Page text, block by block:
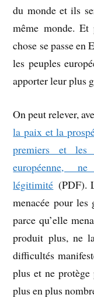
du monde et ils
même monde. Et
chose se passe en
les peuples
apporter leur plus
On peut relever,
la paix et la
premiers et les
européenne,
légitimité (PDF).
menacée pour
parce qu’elle
produit plus, ne
difficultés
plus et ne
plus en plus